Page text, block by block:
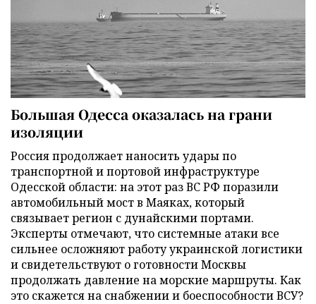
Большая Одесса оказалась на грани
изоляции
Россия продолжает наносить удары по
транспортной и портовой инфраструктуре
Одесской области: на этот раз ВС РФ поразили
автомобильный мост в Маяках, который
связывает регион с дунайскими портами.
Эксперты отмечают, что системные атаки все
сильнее осложняют работу украинской логистики
и свидетельствуют о готовности Москвы
продолжать давление на морские маршруты. Как
это скажется на снабжении и боеспособности ВСУ?